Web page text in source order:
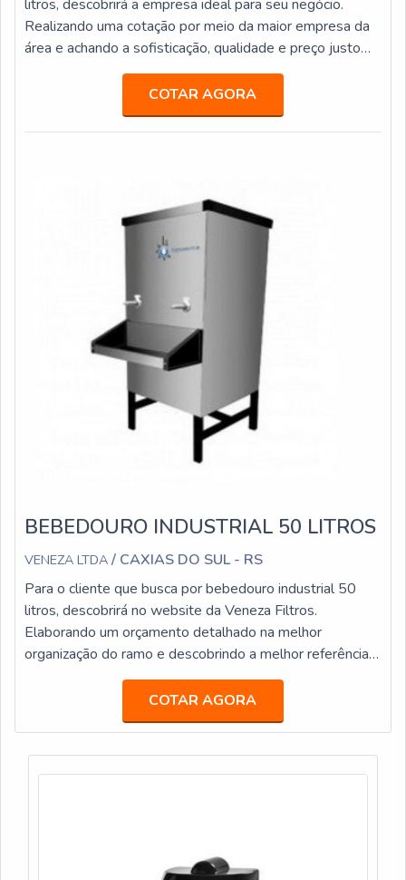
litros, descobrirá a empresa ideal para seu negócio.
Realizando uma cotação por meio da maior empresa da
área e achando a sofisticação, qualidade e preço justo
em um só lugar.MAIS INFORMAÇÕES SOBRE
BEBEDOURO INDUSTRIAL 25 LITROSSe alguém
pesquisar bebedouro industrial 25 litros em uma
empresa responsável, descobre o site da Veneza Filtros.
COTAR AGORA
BEBEDOURO INDUSTRIAL 50 LITROS
VENEZA LTDA / CAXIAS DO SUL - RS
Para o cliente que busca por bebedouro industrial 50
litros, descobrirá no website da Veneza Filtros.
Elaborando um orçamento detalhado na melhor
organização do ramo e descobrindo a melhor referência
em qualidade.Quando o tema é bebedouro industrial 50
litros, com os profissionais especializados da Veneza
Filtros o cliente atingirá ótima qualidade com pagamento
SOBRE BEBEDOURO INDUSTRIAL 50 LITRO...
COTAR AGORA